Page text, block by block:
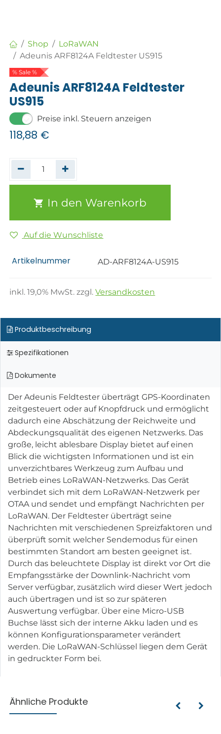
Shop
LoRaWAN
Adeunis ARF8124A Feldtester US915
% Sale %
Adeunis ARF8124A Feldtester
US915
Preise inkl. Steuern anzeigen
118,88 €
In den Warenkorb
Auf die Wunschliste
Artikelnummer AD-ARF8124A-US915
inkl.19,0% MwSt. zzgl.Versandkosten
Produktbeschreibung
Spezifikationen
Dokumente
Der Adeunis Feldtester überträgt GPS-Koordinaten
zeitgesteuert oder auf Knopfdruck und ermöglicht
dadurch eine Abschätzung der Reichweite und
Abdeckungsqualität des eigenen Netzwerks. Das
große, leicht ablesbare Display bietet auf einen
Blick die wichtigsten Informationen und ist ein
unverzichtbares Werkzeug zum Aufbau und
Betrieb eines LoRaWAN-Netzwerks. Das Gerät
verbindet sich mit dem LoRaWAN-Netzwerk per
OTAA und sendet und empfängt Nachrichten per
LoRaWAN. Der Feldtester überträgt seine
Nachrichten mit verschiedenen Spreizfaktoren und
überprüft somit welcher Sendemodus für einen
bestimmten Standort am besten geeignet ist.
Durch das beleuchtete Display ist direkt vor Ort die
Empfangsstärke der Downlink-Nachricht vom
Server verfügbar, zusätzlich wird dieser Wert jedoch
auch übertragen und ist so zur späteren
Auswertung verfügbar. Über eine Micro-USB
Buchse lässt sich der interne Akku laden und es
können Konfigurationsparameter verändert
werden. Die LoRaWAN-Schlüssel liegen dem Gerät
in gedruckter Form bei.
Ähnliche Produkte